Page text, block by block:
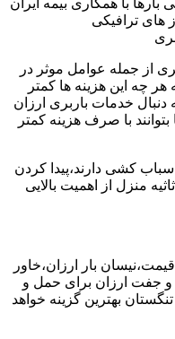
بارها با همکاری بیمه ایران
های ترافیکی
از جمله عوامل موثر در
چه این هزینه ها کمتر
دنبال خدمات باربری ارزان
با صرف هزینه کمتر
کشی دارند،پیدا کردن
منزل از اهمیت بالایی
بار ارزان،خاور
و جفت ارزان برای حمل و
بهترین گزینه خواهد